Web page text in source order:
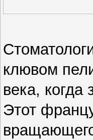
клювом
века,
Этот